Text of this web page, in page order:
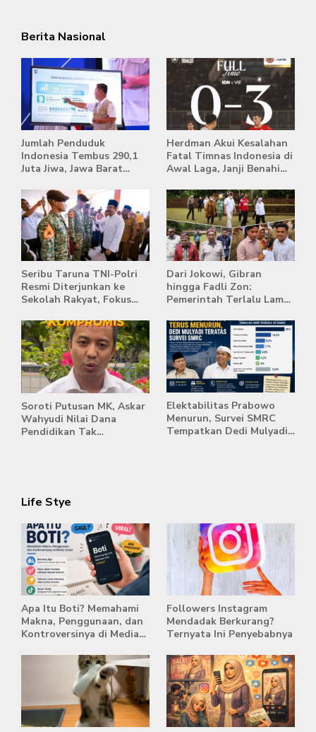
Berita Nasional
Jumlah Penduduk
Indonesia Tembus 290,1
Juta Jiwa, Jawa Barat
Terpadat
Herdman Akui Kesalahan
Fatal Timnas Indonesia di
Awal Laga, Janji Benahi
Singapura
Seribu Taruna TNI-Polri
Resmi Diterjunkan ke
Sekolah Rakyat, Fokus
Kemandirian Siswa
Dari Jokowi, Gibran
hingga Fadli Zon:
Pemerintah Terlalu Lama
Stockpile Batu Bara Masih
Mengepung Candi Muaro
Jambi
Soroti Putusan MK, Askar
Wahyudi Nilai Dana
Pendidikan Tak
Elektabilitas Prabowo
Menurun, Survei SMRC
Tempatkan Dedi Mulyadi
Life Stye
Apa Itu Boti? Memahami
Makna, Penggunaan, dan
Kontroversinya di Media
Followers Instagram
Mendadak Berkurang?
Ternyata Ini Penyebabnya